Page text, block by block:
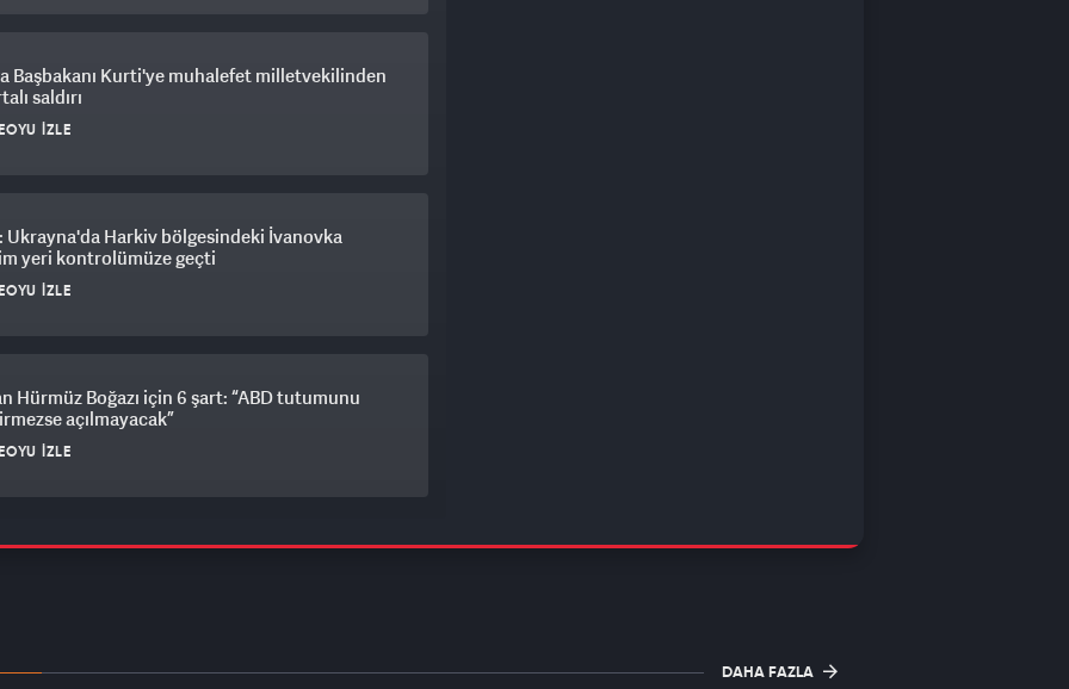
Başbakanı Kurti'ye muhalefet milletvekilinden
saldırı
İZLE
Ukrayna'da Harkiv bölgesindeki İvanovka
yeri kontrolümüze geçti
İZLE
Hürmüz Boğazı için 6 şart: “ABD tutumunu
açılmayacak”
İZLE
DAHA FAZLA